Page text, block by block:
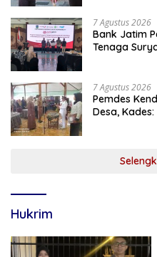
7 Agustus 2026
Bank Jatim
Tenaga
7 Agustus 2026
Pemdes
Desa,
Hukrim